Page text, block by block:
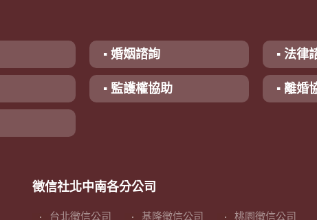
▪ 婚姻諮詢 ▪ 法律
▪ 監護權協助 ▪ 離婚
徵信社北中南各分公司
台北徵信公司 基隆徵信公司 桃園徵信公司